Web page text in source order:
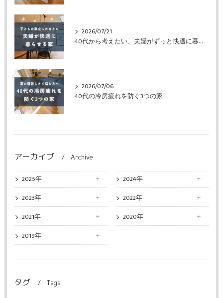
2026/07/21
40代から考えたい、夫婦がずっと快適に暮らせる家
2026/07/06
40代の冷房疲れを防ぐ3つの家
アーカイブ Archive
2025年
2024年
2023年
2022年
2021年
2020年
2019年
タグ Tags